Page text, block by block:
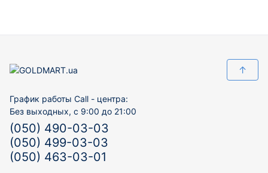
↑
График работы Call - центра:
Без выходных, с 9:00 до 21:00
(050) 490-03-03
(050) 499-03-03
(050) 463-03-01